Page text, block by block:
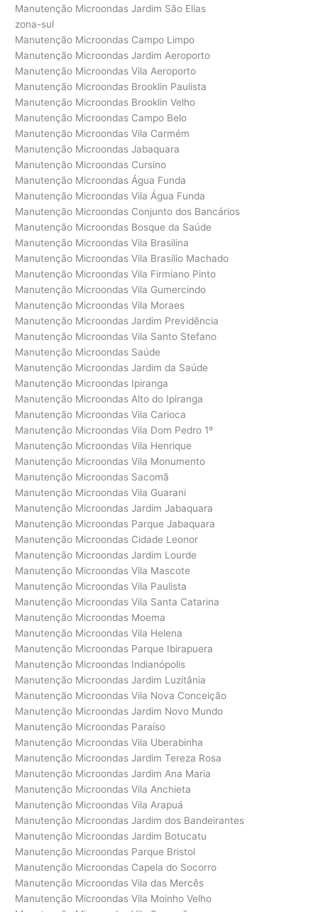
Manutenção Microondas Jardim São Elias
zona-sul
Manutenção Microondas Campo Limpo
Manutenção Microondas Jardim Aeroporto
Manutenção Microondas Vila Aeroporto
Manutenção Microondas Brooklin Paulista
Manutenção Microondas Brooklin Velho
Manutenção Microondas Campo Belo
Manutenção Microondas Vila Carmém
Manutenção Microondas Jabaquara
Manutenção Microondas Cursino
Manutenção Microondas Água Funda
Manutenção Microondas Vila Água Funda
Manutenção Microondas Conjunto dos Bancários
Manutenção Microondas Bosque da Saúde
Manutenção Microondas Vila Brasilina
Manutenção Microondas Vila Brasilio Machado
Manutenção Microondas Vila Firmiano Pinto
Manutenção Microondas Vila Gumercindo
Manutenção Microondas Vila Moraes
Manutenção Microondas Jardim Previdência
Manutenção Microondas Vila Santo Stefano
Manutenção Microondas Saúde
Manutenção Microondas Jardim da Saúde
Manutenção Microondas Ipiranga
Manutenção Microondas Alto do Ipiranga
Manutenção Microondas Vila Carioca
Manutenção Microondas Vila Dom Pedro 1º
Manutenção Microondas Vila Henrique
Manutenção Microondas Vila Monumento
Manutenção Microondas Sacomã
Manutenção Microondas Vila Guarani
Manutenção Microondas Jardim Jabaquara
Manutenção Microondas Parque Jabaquara
Manutenção Microondas Cidade Leonor
Manutenção Microondas Jardim Lourde
Manutenção Microondas Vila Mascote
Manutenção Microondas Vila Paulista
Manutenção Microondas Vila Santa Catarina
Manutenção Microondas Moema
Manutenção Microondas Vila Helena
Manutenção Microondas Parque Ibirapuera
Manutenção Microondas Indianópolis
Manutenção Microondas Jardim Luzitânia
Manutenção Microondas Vila Nova Conceição
Manutenção Microondas Jardim Novo Mundo
Manutenção Microondas Paraíso
Manutenção Microondas Vila Uberabinha
Manutenção Microondas Jardim Tereza Rosa
Manutenção Microondas Jardim Ana Maria
Manutenção Microondas Vila Anchieta
Manutenção Microondas Vila Arapuá
Manutenção Microondas Jardim dos Bandeirantes
Manutenção Microondas Jardim Botucatu
Manutenção Microondas Parque Bristol
Manutenção Microondas Capela do Socorro
Manutenção Microondas Vila das Mercês
Manutenção Microondas Vila Moinho Velho